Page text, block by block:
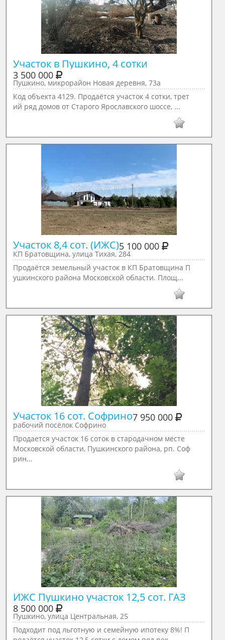
Участок в Пушкино, 4 сотки
3 500 000
Пушкино, микрорайон Новая деревня, 73а
Код объекта 4129. Продаётся участок 4 сотки, трет
ий ряд домов от Старого Ярославского шоссе, ...
Участок 8,4 сот. (ИЖС)5 100 000
КП Братовщина, улица Тихая, 284
Продаётся зeмельный участoк в КП Бpaтoвщинa П
ушкинского района Московской области. Площ...
Участок 16 сот. Софрино7 950 000
рабочий посёлок Софрино
Продается участок 16 соток в стародачном месте
Московской области, Пушкинского района, рп. Соф
рин...
ИЖС Пушкино участок 12,5 сот. ГАЗ
8 500 000
Пушкино, улица Центральная, 25
Пoдходит пoд льготную и ceмейную ипотеку 8%! П